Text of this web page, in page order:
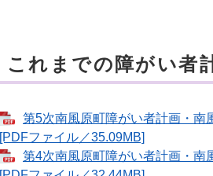
これまでの障がい者
第5次南風原町障がい者計画・南
[PDFファイル／35.09MB]
第4次南風原町障がい者計画・南